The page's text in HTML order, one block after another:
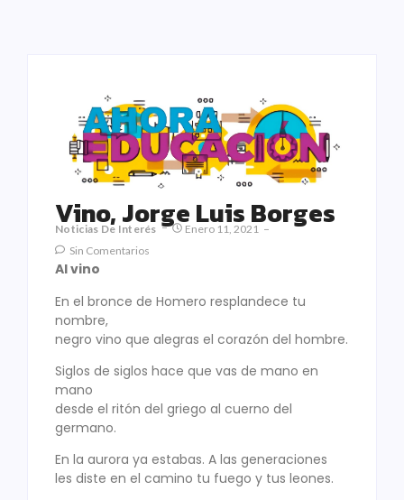
Vino, Jorge Luis Borges
Noticias De Interés
Enero 11, 2021
Sin Comentarios
Al vino
En el bronce de Homero resplandece tu
nombre,
negro vino que alegras el corazón del hombre.
Siglos de siglos hace que vas de mano en
mano
desde el ritón del griego al cuerno del
germano.
En la aurora ya estabas. A las generaciones
les diste en el camino tu fuego y tus leones.